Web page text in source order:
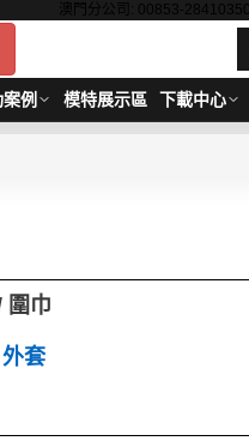
澳門分公司: 00853-28410350
例 模特展示區 下載中心
圍巾
套